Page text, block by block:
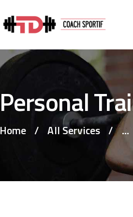
Personal
Home All Services ...